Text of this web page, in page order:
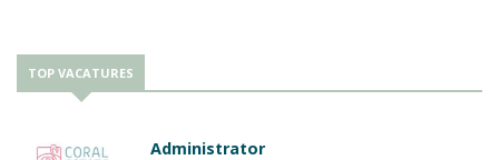
TOP VACATURES
Administrator